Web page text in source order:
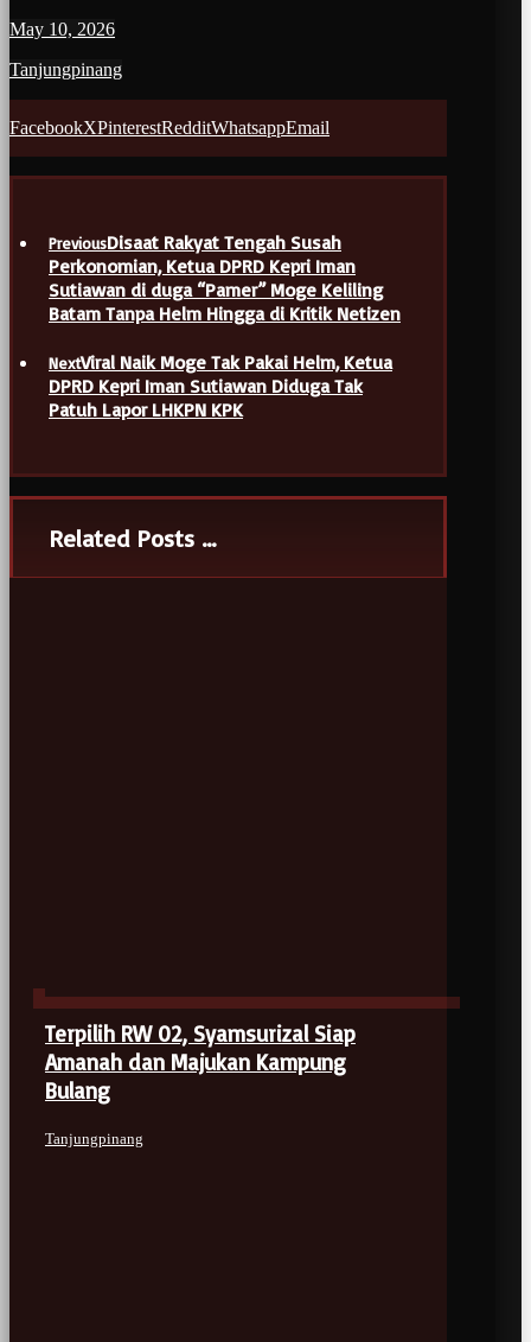
May 10, 2026
Tanjungpinang
FacebookXPinterestRedditWhatsappEmail
PreviousDisaat Rakyat Tengah Susah
Perkonomian, Ketua DPRD Kepri Iman
Sutiawan di duga “Pamer” Moge Keliling
Batam Tanpa Helm Hingga di Kritik Netizen
NextViral Naik Moge Tak Pakai Helm, Ketua
DPRD Kepri Iman Sutiawan Diduga Tak
Patuh Lapor LHKPN KPK
Related Posts ...
Terpilih RW 02, Syamsurizal Siap
Amanah dan Majukan Kampung
Bulang
Tanjungpinang